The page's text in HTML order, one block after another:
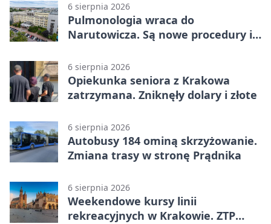
6 sierpnia 2026
Pulmonologia wraca do
Narutowicza. Są nowe procedury i
6 sierpnia 2026
Opiekunka seniora z Krakowa
zatrzymana. Zniknęły dolary i złote
6 sierpnia 2026
Autobusy 184 ominą skrzyżowanie.
Zmiana trasy w stronę Prądnika
6 sierpnia 2026
Weekendowe kursy linii
rekreacyjnych w Krakowie. ZTP